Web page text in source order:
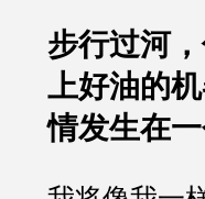
步行过河
上好油的
情发生在